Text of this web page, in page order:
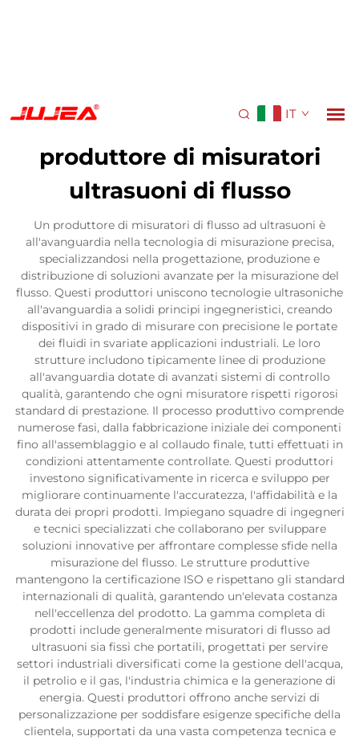
IT
produttore di misuratori
ultrasuoni di flusso
Un produttore di misuratori di flusso ad ultrasuoni è
all'avanguardia nella tecnologia di misurazione precisa,
specializzandosi nella progettazione, produzione e
distribuzione di soluzioni avanzate per la misurazione del
flusso. Questi produttori uniscono tecnologie ultrasoniche
all'avanguardia a solidi principi ingegneristici, creando
dispositivi in grado di misurare con precisione le portate
dei fluidi in svariate applicazioni industriali. Le loro
strutture includono tipicamente linee di produzione
all'avanguardia dotate di avanzati sistemi di controllo
qualità, garantendo che ogni misuratore rispetti rigorosi
standard di prestazione. Il processo produttivo comprende
numerose fasi, dalla fabbricazione iniziale dei componenti
fino all'assemblaggio e al collaudo finale, tutti effettuati in
condizioni attentamente controllate. Questi produttori
investono significativamente in ricerca e sviluppo per
migliorare continuamente l'accuratezza, l'affidabilità e la
durata dei propri prodotti. Impiegano squadre di ingegneri
e tecnici specializzati che collaborano per sviluppare
soluzioni innovative per affrontare complesse sfide nella
misurazione del flusso. Le strutture produttive
mantengono la certificazione ISO e rispettano gli standard
internazionali di qualità, garantendo un'elevata costanza
nell'eccellenza del prodotto. La gamma completa di
prodotti include generalmente misuratori di flusso ad
ultrasuoni sia fissi che portatili, progettati per servire
settori industriali diversificati come la gestione dell'acqua,
il petrolio e il gas, l'industria chimica e la generazione di
energia. Questi produttori offrono anche servizi di
personalizzazione per soddisfare esigenze specifiche della
clientela, supportati da una vasta competenza tecnica e